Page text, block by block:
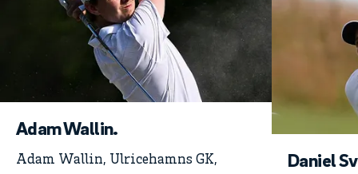
Adam Wallin.
Adam Wallin, Ulricehamns GK,
Daniel